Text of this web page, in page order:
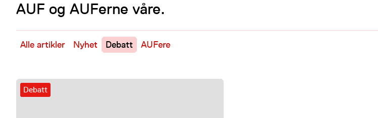
AUF og AUFerne våre.
Alle artikler Nyhet Debatt AUFere
Debatt